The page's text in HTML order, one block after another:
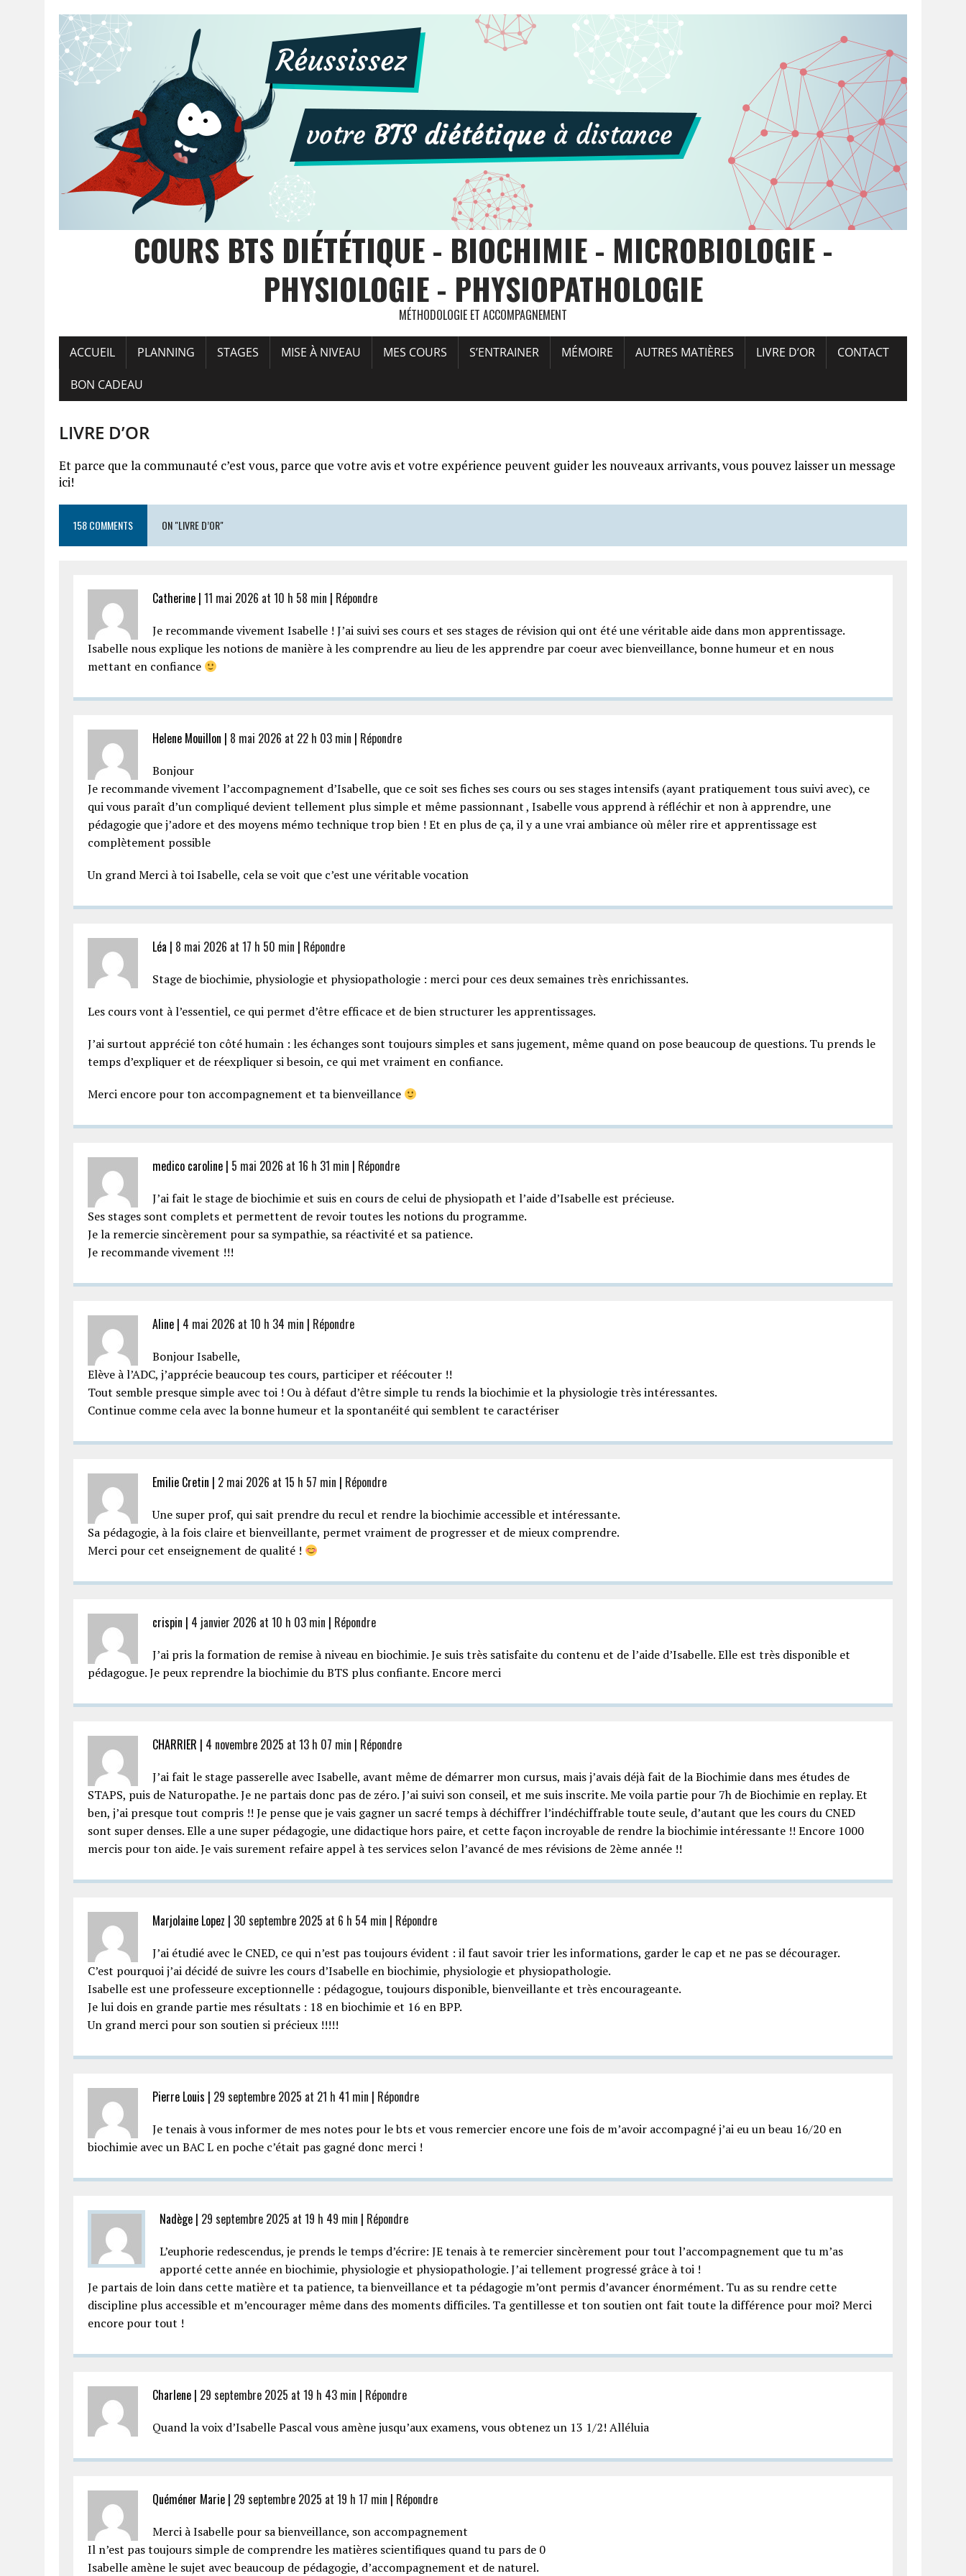
COURS BTS DIÉTÉTIQUE - BIOCHIMIE - MICROBIOLOGIE -
PHYSIOLOGIE - PHYSIOPATHOLOGIE
MÉTHODOLOGIE ET ACCOMPAGNEMENT
ACCUEIL PLANNING STAGES MISE À NIVEAU MES COURS S’ENTRAINER MÉMOIRE AUTRES MATIÈRES LIVRE D’OR CONTACT
BON CADEAU
LIVRE D’OR
Et parce que la communauté c’est vous, parce que votre avis et votre expérience peuvent guider les nouveaux arrivants, vous pouvez laisser un message
ici!
158 COMMENTS ON "LIVRE D’OR"
Catherine | 11 mai 2026 at 10 h 58 min | Répondre
Je recommande vivement Isabelle ! J’ai suivi ses cours et ses stages de révision qui ont été une véritable aide dans mon apprentissage.
Isabelle nous explique les notions de manière à les comprendre au lieu de les apprendre par coeur avec bienveillance, bonne humeur et en nous
mettant en confiance
Helene Mouillon | 8 mai 2026 at 22 h 03 min | Répondre
Bonjour
Je recommande vivement l’accompagnement d’Isabelle, que ce soit ses fiches ses cours ou ses stages intensifs (ayant pratiquement tous suivi avec), ce
qui vous paraît d’un compliqué devient tellement plus simple et même passionnant , Isabelle vous apprend à réfléchir et non à apprendre, une
pédagogie que j’adore et des moyens mémo technique trop bien ! Et en plus de ça, il y a une vrai ambiance où mêler rire et apprentissage est
complètement possible
Un grand Merci à toi Isabelle, cela se voit que c’est une véritable vocation
Léa | 8 mai 2026 at 17 h 50 min | Répondre
Stage de biochimie, physiologie et physiopathologie : merci pour ces deux semaines très enrichissantes.
Les cours vont à l’essentiel, ce qui permet d’être efficace et de bien structurer les apprentissages.
J’ai surtout apprécié ton côté humain : les échanges sont toujours simples et sans jugement, même quand on pose beaucoup de questions. Tu prends le
temps d’expliquer et de réexpliquer si besoin, ce qui met vraiment en confiance.
Merci encore pour ton accompagnement et ta bienveillance
medico caroline | 5 mai 2026 at 16 h 31 min | Répondre
J’ai fait le stage de biochimie et suis en cours de celui de physiopath et l’aide d’Isabelle est précieuse.
Ses stages sont complets et permettent de revoir toutes les notions du programme.
Je la remercie sincèrement pour sa sympathie, sa réactivité et sa patience.
Je recommande vivement !!!
Aline | 4 mai 2026 at 10 h 34 min | Répondre
Bonjour Isabelle,
Elève à l’ADC, j’apprécie beaucoup tes cours, participer et réécouter !!
Tout semble presque simple avec toi ! Ou à défaut d’être simple tu rends la biochimie et la physiologie très intéressantes.
Continue comme cela avec la bonne humeur et la spontanéité qui semblent te caractériser
Emilie Cretin | 2 mai 2026 at 15 h 57 min | Répondre
Une super prof, qui sait prendre du recul et rendre la biochimie accessible et intéressante.
Sa pédagogie, à la fois claire et bienveillante, permet vraiment de progresser et de mieux comprendre.
Merci pour cet enseignement de qualité !
crispin | 4 janvier 2026 at 10 h 03 min | Répondre
J’ai pris la formation de remise à niveau en biochimie. Je suis très satisfaite du contenu et de l’aide d’Isabelle. Elle est très disponible et
pédagogue. Je peux reprendre la biochimie du BTS plus confiante. Encore merci
CHARRIER | 4 novembre 2025 at 13 h 07 min | Répondre
J’ai fait le stage passerelle avec Isabelle, avant même de démarrer mon cursus, mais j’avais déjà fait de la Biochimie dans mes études de
STAPS, puis de Naturopathe. Je ne partais donc pas de zéro. J’ai suivi son conseil, et me suis inscrite. Me voila partie pour 7h de Biochimie en replay. Et
ben, j’ai presque tout compris !! Je pense que je vais gagner un sacré temps à déchiffrer l’indéchiffrable toute seule, d’autant que les cours du CNED
sont super denses. Elle a une super pédagogie, une didactique hors paire, et cette façon incroyable de rendre la biochimie intéressante !! Encore 1000
mercis pour ton aide. Je vais surement refaire appel à tes services selon l’avancé de mes révisions de 2ème année !!
Marjolaine Lopez | 30 septembre 2025 at 6 h 54 min | Répondre
J’ai étudié avec le CNED, ce qui n’est pas toujours évident : il faut savoir trier les informations, garder le cap et ne pas se décourager.
C’est pourquoi j’ai décidé de suivre les cours d’Isabelle en biochimie, physiologie et physiopathologie.
Isabelle est une professeure exceptionnelle : pédagogue, toujours disponible, bienveillante et très encourageante.
Je lui dois en grande partie mes résultats : 18 en biochimie et 16 en BPP.
Un grand merci pour son soutien si précieux !!!!!
Pierre Louis | 29 septembre 2025 at 21 h 41 min | Répondre
Je tenais à vous informer de mes notes pour le bts et vous remercier encore une fois de m’avoir accompagné j’ai eu un beau 16/20 en
biochimie avec un BAC L en poche c’était pas gagné donc merci !
Nadège | 29 septembre 2025 at 19 h 49 min | Répondre
L’euphorie redescendus, je prends le temps d’écrire: JE tenais à te remercier sincèrement pour tout l’accompagnement que tu m’as
apporté cette année en biochimie, physiologie et physiopathologie. J’ai tellement progressé grâce à toi !
Je partais de loin dans cette matière et ta patience, ta bienveillance et ta pédagogie m’ont permis d’avancer énormément. Tu as su rendre cette
discipline plus accessible et m’encourager même dans des moments difficiles. Ta gentillesse et ton soutien ont fait toute la différence pour moi? Merci
encore pour tout !
Charlene | 29 septembre 2025 at 19 h 43 min | Répondre
Quand la voix d’Isabelle Pascal vous amène jusqu’aux examens, vous obtenez un 13 1/2! Alléluia
Quéméner Marie | 29 septembre 2025 at 19 h 17 min | Répondre
Merci à Isabelle pour sa bienveillance, son accompagnement
Il n’est pas toujours simple de comprendre les matières scientifiques quand tu pars de 0
Isabelle amène le sujet avec beaucoup de pédagogie, d’accompagnement et de naturel.